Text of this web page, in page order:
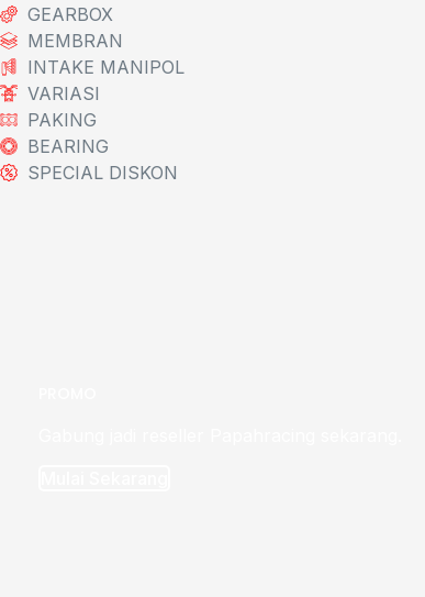
GEARBOX
MEMBRAN
INTAKE MANIPOL
VARIASI
PAKING
BEARING
SPECIAL DISKON